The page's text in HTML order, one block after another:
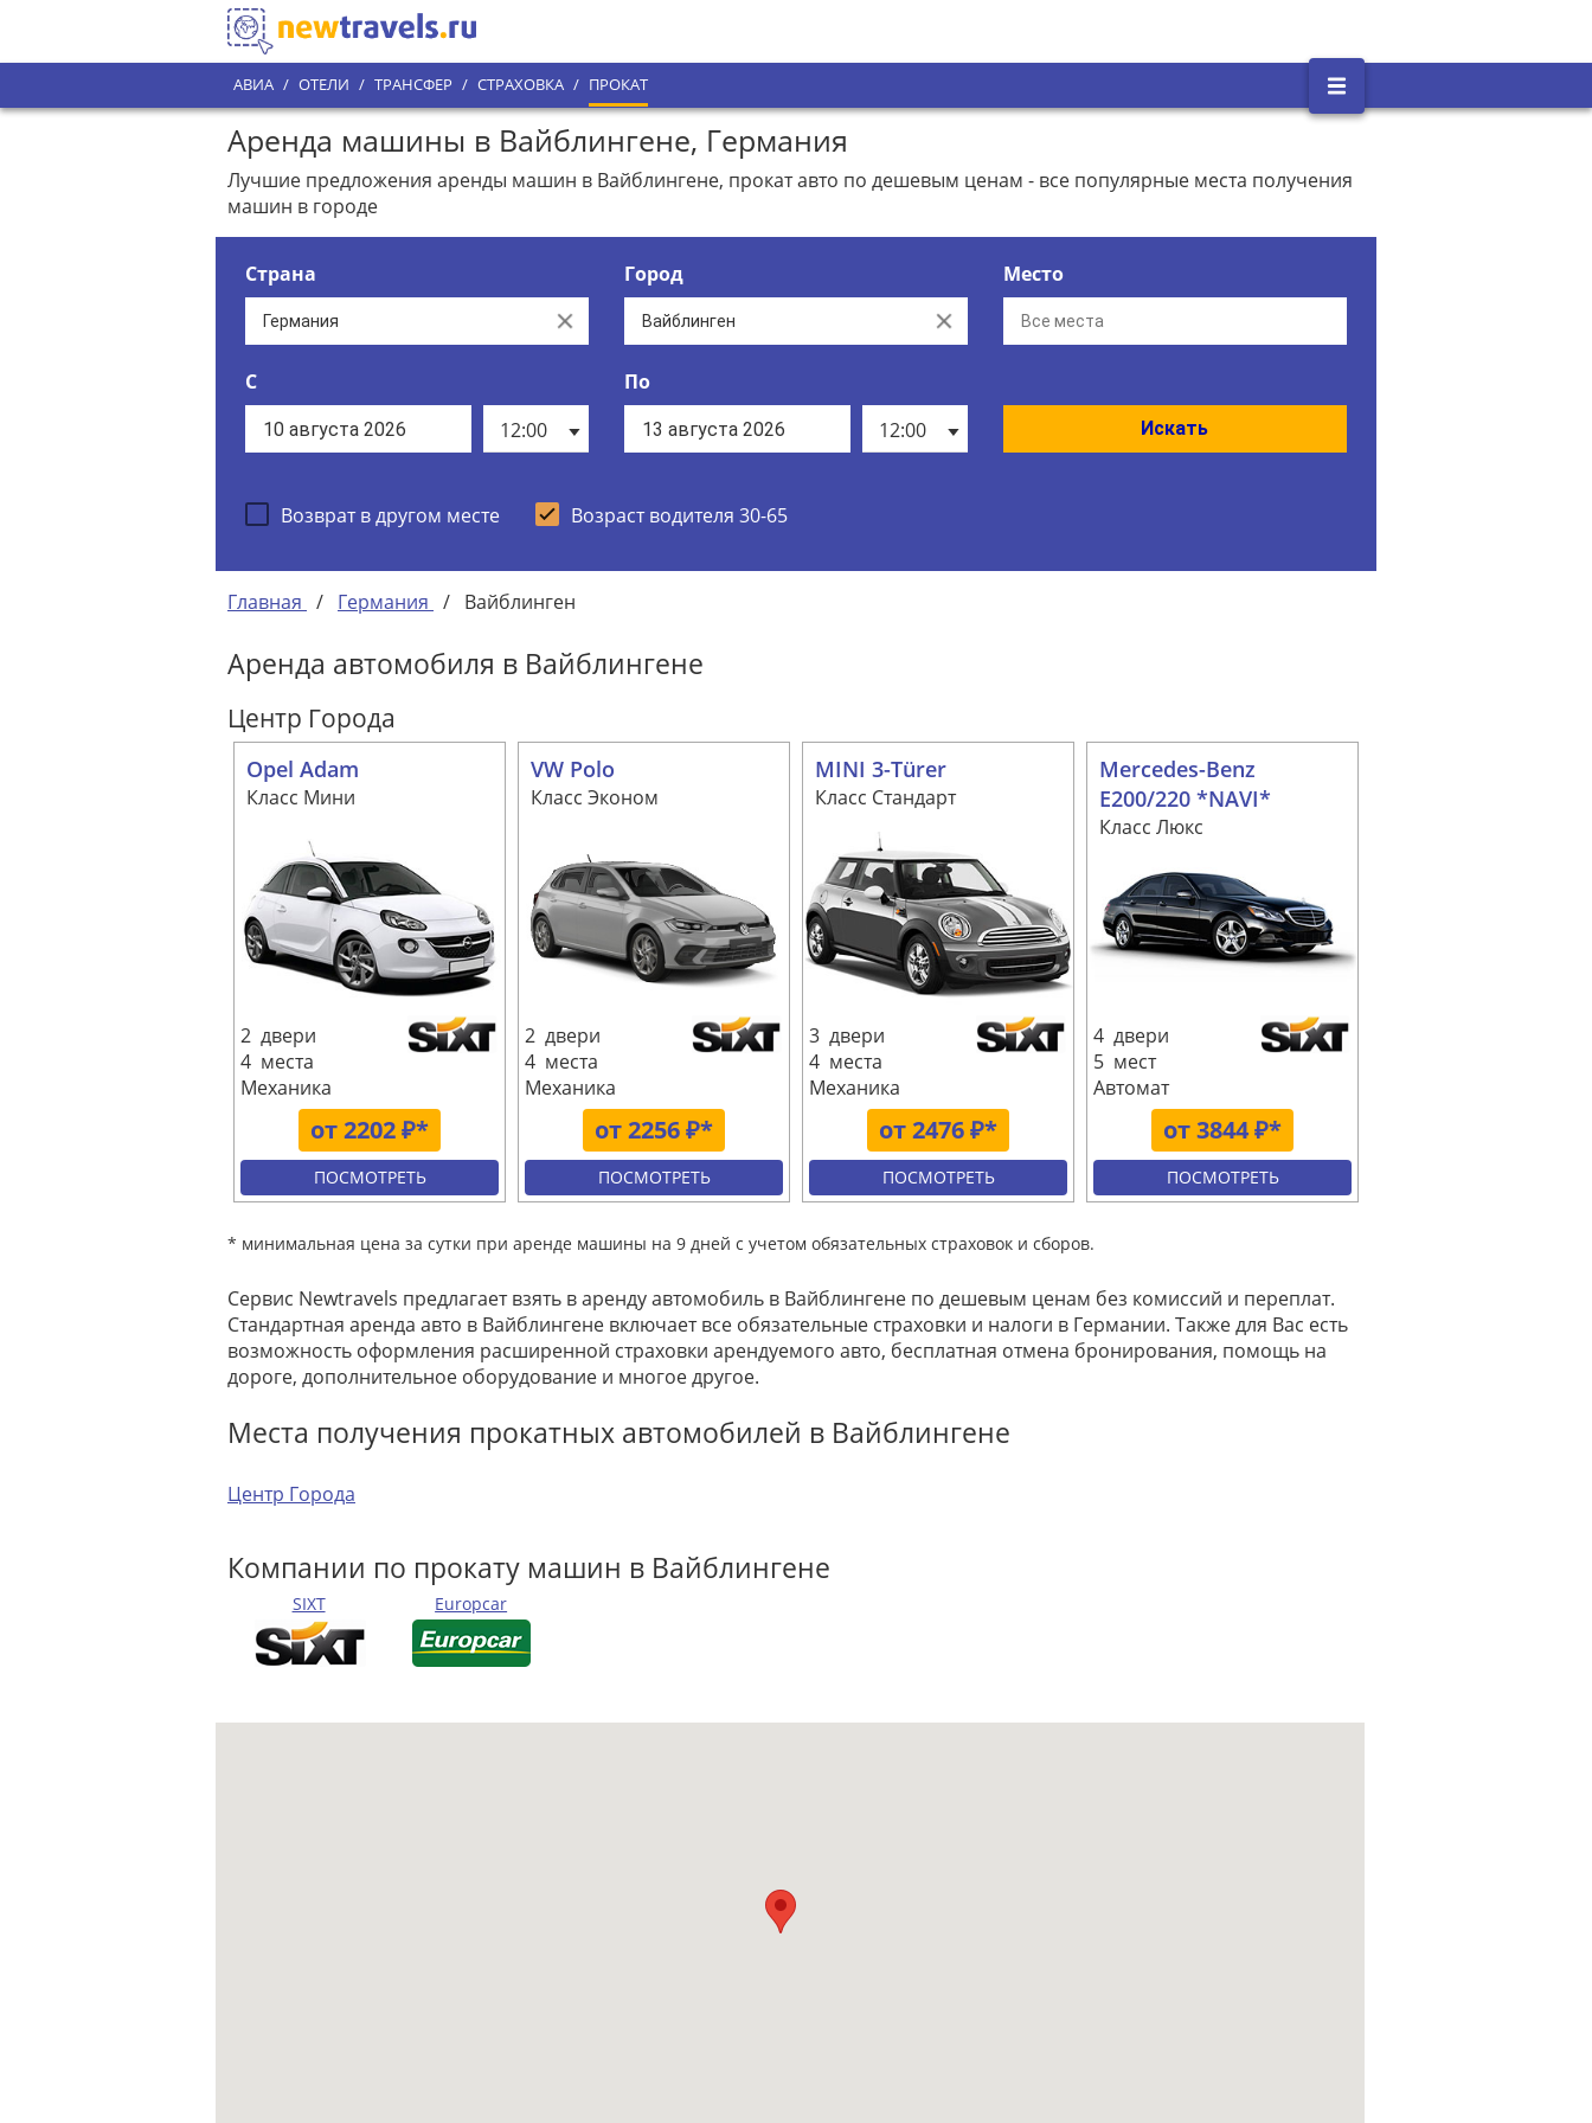
АВИА / ОТЕЛИ / ТРАНСФЕР / СТРАХОВКА / ПРОКАТ
Аренда машины в Вайблингене, Германия
Лучшие предложения аренды машин в Вайблингене, прокат авто по дешевым ценам - все популярные места получения
машин в городе
Страна
Clear
Город
Clear
Место
С
12:00
По
12:00
Искать
Возврат в другом месте Возраст водителя 30-65
Главная / Германия / Вайблинген
Аренда автомобиля в Вайблингене
Центр Города
Opel Adam
Класс Мини
от 2202 ₽*
2 двери
4 места
Механика
ПОСМОТРЕТЬ
VW Polo
Класс Эконом
от 2256 ₽*
2 двери
4 места
Механика
ПОСМОТРЕТЬ
MINI 3-Türer
Класс Стандарт
от 2476 ₽*
3 двери
4 места
Механика
ПОСМОТРЕТЬ
Mercedes-Benz
E200/220 *NAVI*
Класс Люкс
от 3844 ₽*
4 двери
5 мест
Автомат
ПОСМОТРЕТЬ
* минимальная цена за сутки при аренде машины на 9 дней с учетом обязательных страховок и сборов.
Сервис Newtravels предлагает взять в аренду автомобиль в Вайблингене по дешевым ценам без комиссий и переплат.
Стандартная аренда авто в Вайблингене включает все обязательные страховки и налоги в Германии. Также для Вас есть
возможность оформления расширенной страховки арендуемого авто, бесплатная отмена бронирования, помощь на
дороге, дополнительное оборудование и многое другое.
Места получения прокатных автомобилей в Вайблингене
Центр Города
Компании по прокату машин в Вайблингене
SIXT Europcar